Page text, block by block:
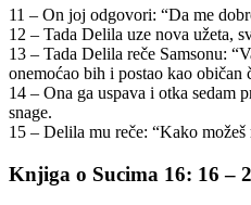
11 – On joj odgovori: “Da me
12 – Tada Delila uze nova užeta,
13 – Tada Delila reče Samsonu:
onemoćao bih i postao kao običan
14 – Ona ga uspava i otka sedam
snage.
15 – Delila mu reče: “Kako
Knjiga o Sucima 16: 16 –